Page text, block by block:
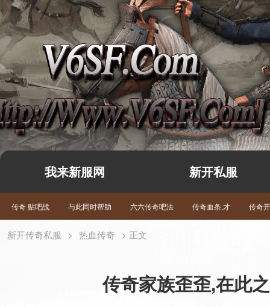
我来新服网 新开私服
传奇 贴吧战 与此同时帮助 六六传奇吧法 传奇血条,才 传奇
新开传奇私服 > 热血传奇 > 正文
传奇家族歪歪,在此